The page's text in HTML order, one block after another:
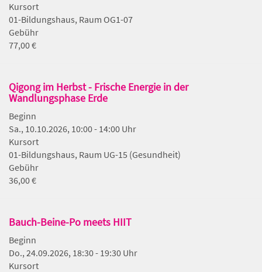
Kursort
01-Bildungshaus, Raum OG1-07
Gebühr
77,00 €
Qigong im Herbst - Frische Energie in der
Wandlungsphase Erde
Beginn
Sa., 10.10.2026, 10:00 - 14:00 Uhr
Kursort
01-Bildungshaus, Raum UG-15 (Gesundheit)
Gebühr
36,00 €
Bauch-Beine-Po meets HIIT
Beginn
Do., 24.09.2026, 18:30 - 19:30 Uhr
Kursort